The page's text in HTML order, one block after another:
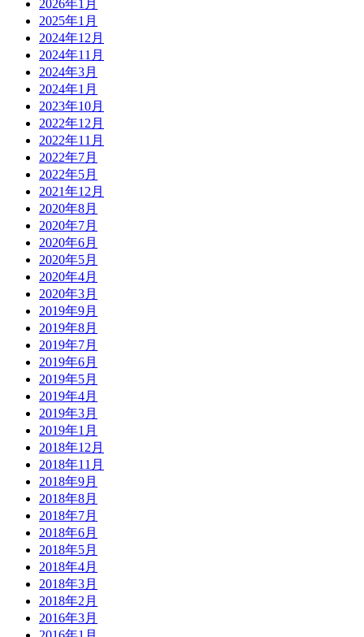
2026年1月
2025年1月
2024年12月
2024年11月
2024年3月
2024年1月
2023年10月
2022年12月
2022年11月
2022年7月
2022年5月
2021年12月
2020年8月
2020年7月
2020年6月
2020年5月
2020年4月
2020年3月
2019年9月
2019年8月
2019年7月
2019年6月
2019年5月
2019年4月
2019年3月
2019年1月
2018年12月
2018年11月
2018年9月
2018年8月
2018年7月
2018年6月
2018年5月
2018年4月
2018年3月
2018年2月
2016年3月